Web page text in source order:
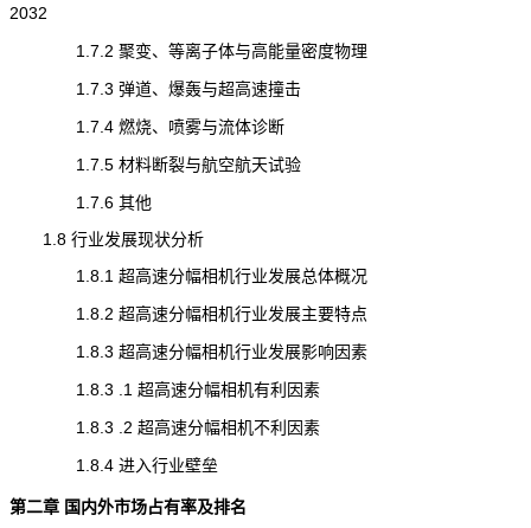
2032
1.7.2 聚变、等离子体与高能量密度物理
1.7.3 弹道、爆轰与超高速撞击
1.7.4 燃烧、喷雾与流体诊断
1.7.5 材料断裂与航空航天试验
1.7.6 其他
1.8 行业发展现状分析
1.8.1 超高速分幅相机行业发展总体概况
1.8.2 超高速分幅相机行业发展主要特点
1.8.3 超高速分幅相机行业发展影响因素
1.8.3 .1 超高速分幅相机有利因素
1.8.3 .2 超高速分幅相机不利因素
1.8.4 进入行业壁垒
第二章 国内外市场占有率及排名